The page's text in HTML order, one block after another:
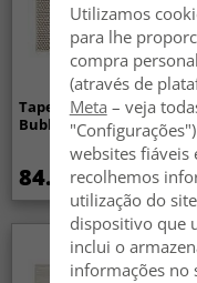
Tapete de lã - Avafors
Bubble (bege)
84.99 €
Utilizamos
para lhe
compra
(através de
Meta – veja
websites fiáveis
recolhemos
utilização do
dispositivo que
inclui o
informações no